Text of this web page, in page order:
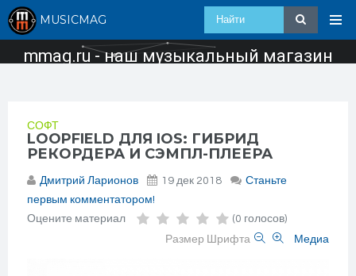
MUSICMAG
mmag.ru - наш музыкальный магазин
СОФТ
LOOPFIELD ДЛЯ IOS: ГИБРИД
РЕКОРДЕРА И СЭМПЛ-ПЛЕЕРА
Дмитрий Ларионов 19 дек 2018
Станьте
первым комментатором!
Оцените материал
(0 голосов)
Размер Шрифта
Медиа